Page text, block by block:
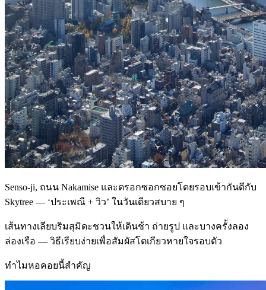
Senso‑ji, ถนน Nakamise และตรอกซอกซอยโดยรอบเข้ากันดีกับ
Skytree — ‘ประเพณี + วิว’ ในวันเดียวสบาย ๆ
เส้นทางเลียบริมสุมิดะชวนให้เดินช้า ถ่ายรูป และบางครั้งลอง
ล่องเรือ — วิธีเรียบง่ายเพื่อสัมผัสโตเกียวหายใจรอบตัว
ทำไมหอคอยนี้สำคัญ